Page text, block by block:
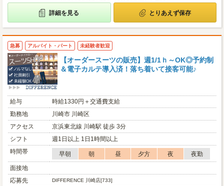
詳細を見る とりあえず保存
急募 アルバイト・パート 未経験者歓迎
【オーダースーツの販売】週1/1ｈ～OK◎予約制
＆電子カルテ導入済！落ち着いて接客可能♪
給与
時給1330円＋交通費支給
勤務地
川崎市 川崎区
アクセス
京浜東北線 川崎駅 徒歩 3分
シフト
週1日以上 1日1時間以上
時間帯
早朝 朝 昼 夕方 夜
夜勤
面接地
応募先
DIFFERENCE 川崎店[733]